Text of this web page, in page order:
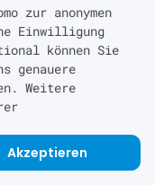
Tagen im
zur anonymen
Einwilligung
können Sie
genauere
Weitere
Akzeptieren